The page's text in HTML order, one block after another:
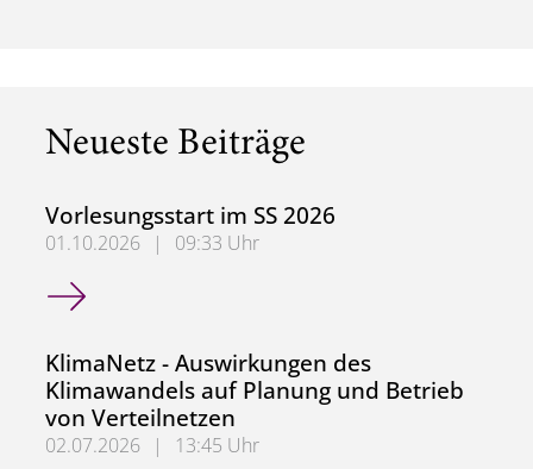
Neueste Beiträge
Vorlesungsstart im SS 2026
01.10.2026 |
09:33 Uhr
Vorlesungsstart im SS 2026
KlimaNetz - Auswirkungen des
Klimawandels auf Planung und Betrieb
von Verteilnetzen
02.07.2026 |
13:45 Uhr